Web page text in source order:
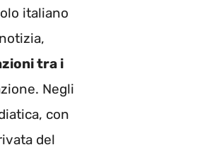
italiano
tra i
Negli
con
del